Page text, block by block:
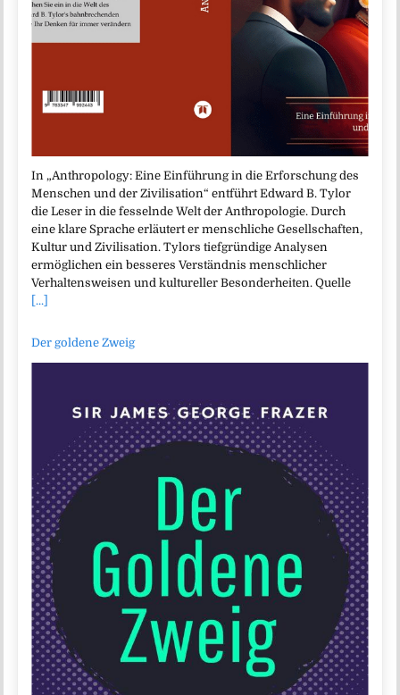
In „Anthropology: Eine Einführung in die Erforschung des
Menschen und der Zivilisation“ entführt Edward B. Tylor
die Leser in die fesselnde Welt der Anthropologie. Durch
eine klare Sprache erläutert er menschliche Gesellschaften,
Kultur und Zivilisation. Tylors tiefgründige Analysen
ermöglichen ein besseres Verständnis menschlicher
Verhaltensweisen und kultureller Besonderheiten. Quelle
[...]
Der goldene Zweig